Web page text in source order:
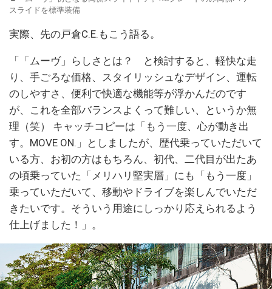
スライドを標準装備
実際、先の戸倉C.E.もこう語る。
「「ムーヴ」らしさとは？ と検討すると、軽快な走
り、手ごろな価格、スタイリッシュなデザイン、運転
のしやすさ、便利で快適な機能等が浮かんだのです
が、これを全部バランスよくって難しい、というか無
理（笑） キャッチコピーは「もう一度、心が動き出
す。MOVE ON.」としましたが、歴代乗っていただいて
いる方、お初の方はもちろん、初代、二代目が出たあ
の頃乗っていた「メリハリ堅実層」にも「もう一度」
乗っていただいて、移動やドライブを楽しんでいただ
きたいです。そういう用途にしっかり応えられるよう
仕上げました！」。